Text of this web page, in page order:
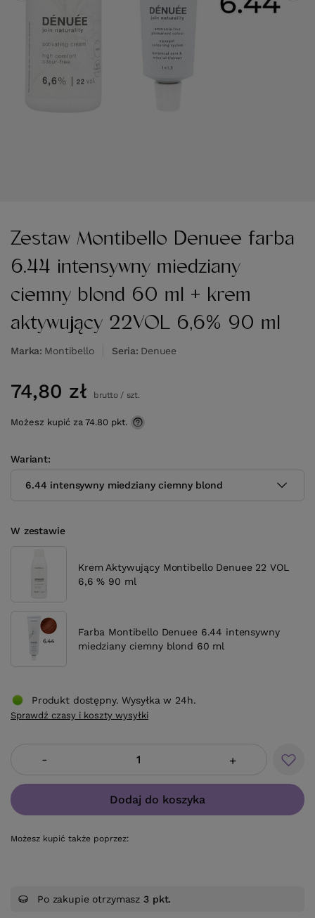
Zestaw Montibello Denuee farba
6.44 intensywny miedziany
ciemny blond 60 ml + krem
aktywujący 22VOL 6,6% 90 ml
Marka Montibello Seria Denuee
W zestawie
Krem Aktywujący Montibello Denuee 22 VOL
6,6 % 90 ml
Farba Montibello Denuee 6.44 intensywny
miedziany ciemny blond 60 ml
Wariant
6.44 intensywny miedziany ciemny blond
74,80 zł brutto/ szt.
Możesz kupić za 74.80 pkt.
- +
Dodaj do koszyka
Możesz kupić także poprzez:
Produkt dostępny. Wysyłka w 24h.
Sprawdź czasy i koszty wysyłki
Po zakupie otrzymasz 3 pkt.